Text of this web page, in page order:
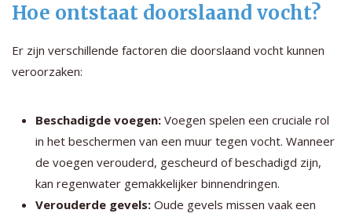
Hoe ontstaat doorslaand vocht?
Er zijn verschillende factoren die doorslaand vocht kunnen
veroorzaken:
Beschadigde voegen: Voegen spelen een cruciale rol
in het beschermen van een muur tegen vocht. Wanneer
de voegen verouderd, gescheurd of beschadigd zijn,
kan regenwater gemakkelijker binnendringen.
Verouderde gevels: Oude gevels missen vaak een